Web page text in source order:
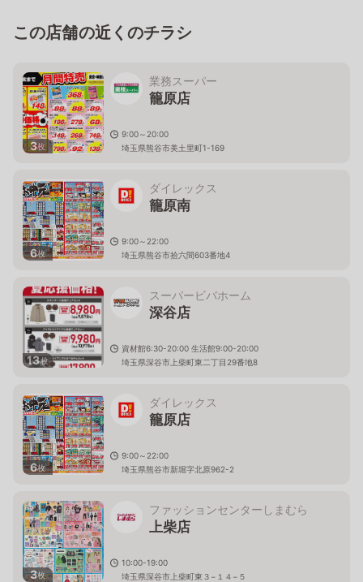
この店舗の近くのチラシ
3枚
業務スーパー
籠原店
9:00～20:00
埼玉県熊谷市美土里町1-169
6枚
ダイレックス
籠原南
9:00～22:00
埼玉県熊谷市拾六間603番地4
13枚
スーパービバホーム
深谷店
資材館6:30-20:00 生活館9:00-20:00
埼玉県深谷市上柴町東二丁目29番地8
6枚
ダイレックス
籠原店
9:00～22:00
埼玉県熊谷市新堀字北原962-2
3枚
ファッションセンターしまむら
上柴店
10:00-19:00
埼玉県深谷市上柴町東３−１４−５